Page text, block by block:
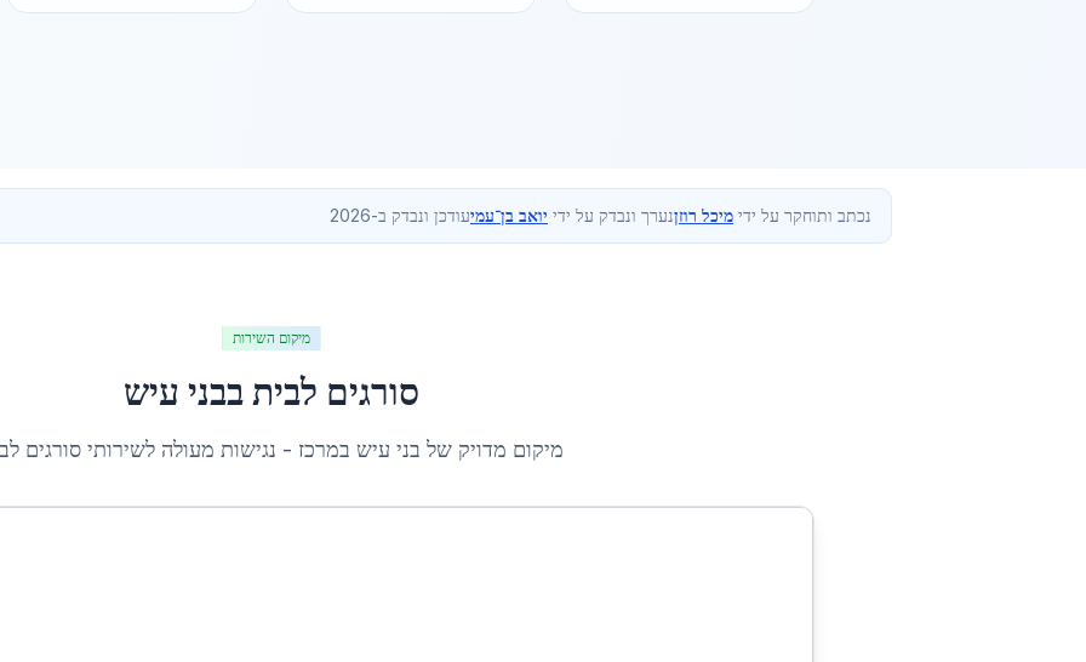
נכתב ותוחקר על ידי מיכל רוזןנערך ונבדק על ידי יואב בן־עמיעודכן ונבדק ב-2026
מיקום השירות
סורגים לבית בבני עיש
מיקום מדויק של בני עיש במרכז - נגישות מעולה לשירותי סורגים